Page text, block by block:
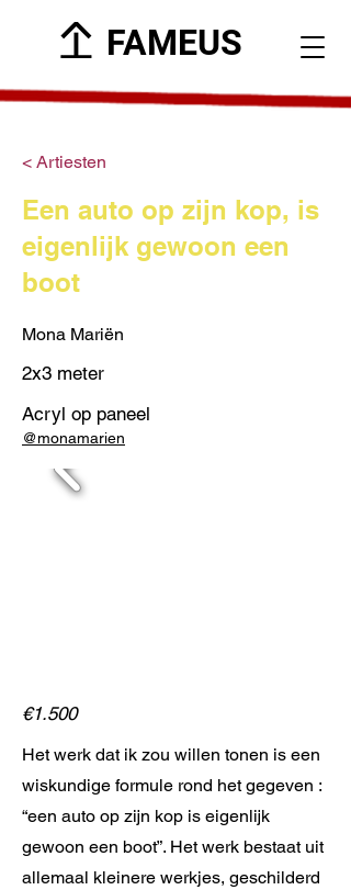
FAMEUS
< Artiesten
Een auto op zijn kop, is
eigenlijk gewoon een
boot
Mona Mariën
2x3 meter
Acryl op paneel
@monamarien
€1.500
Het werk dat ik zou willen tonen is een
wiskundige formule rond het gegeven :
“een auto op zijn kop is eigenlijk
gewoon een boot”. Het werk bestaat uit
allemaal kleinere werkjes, geschilderd